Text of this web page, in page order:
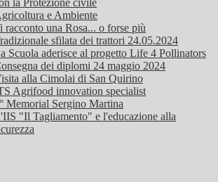
la Protezione civile
e Ambiente
racconto una Rosa... o forse più
sfilata dei trattori 24.05.2024
Scuola aderisce al progetto Life 4 Pollinators
dei diplomi 24 maggio 2024
alla Cimolai di San Quirino
Agrifood innovation specialist
Memorial Sergino Martina
"Il Tagliamento" e l'educazione alla